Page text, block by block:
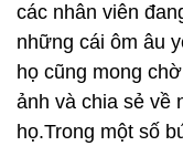
các nhân viên
những cái ôm âu
họ cũng mong
ảnh và chia sẻ về
họ.Trong một số